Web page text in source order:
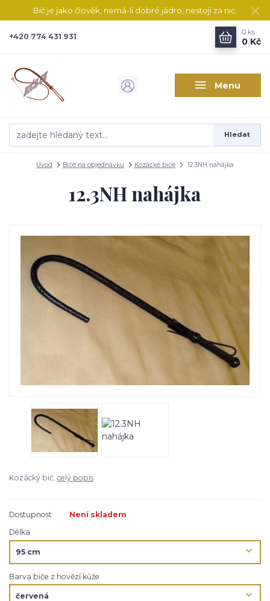
Bič je jako člověk, nemá-li dobré jádro, nestojí za nic.
Menu
Hledat
+420 774 431 931
0 ks
0 Kč
Úvod Biče na objednávku Kozácké biče 12.3NH nahájka
12.3NH nahájka
Kozácký bič. celý popis
Dostupnost
Není skladem
Délka
Barva biče z hovězí kůže